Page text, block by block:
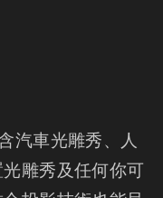
汽車光雕秀、人
雕秀及任何你可